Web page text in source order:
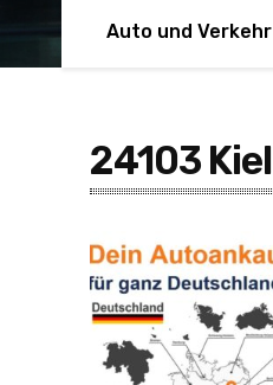
Auto und Verkehr
24103 Kiel